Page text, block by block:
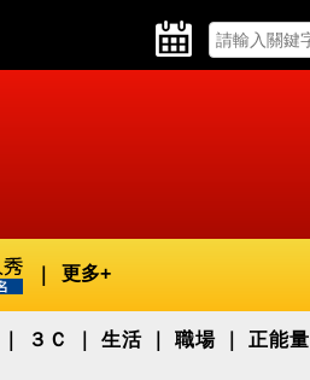
更多+
３Ｃ 生活 職場 正能量